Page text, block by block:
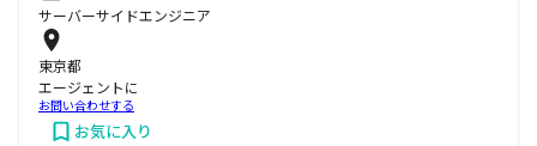
サーバーサイドエンジニア
東京都
エージェントに
お問い合わせする
お気に入り